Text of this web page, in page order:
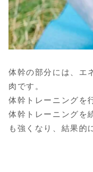
体幹の部分には、エ
肉です。
体幹トレーニングを
体幹トレーニングを
も強くなり、結果的